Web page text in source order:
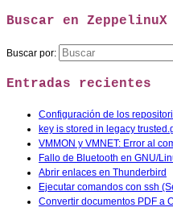
Buscar en ZeppelinuX
Buscar por:
Entradas recientes
Configuración de los
key is stored in legacy
VMMON y VMNET: Error al
Fallo de Bluetooth en GNU/
Abrir enlaces en Thunderbird
Ejecutar comandos con ssh
Convertir documentos PDF a